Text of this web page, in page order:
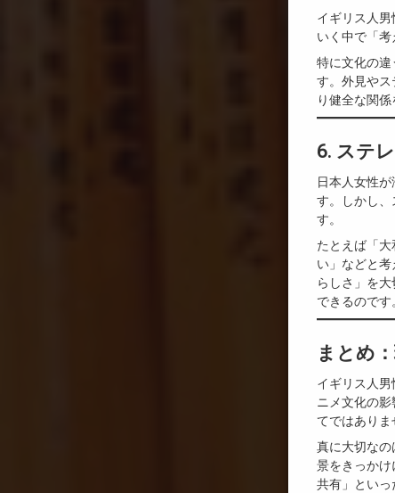
イギリス人
いく中で「考
特に文化の違
す。外見やス
り健全な関係
6. ステ
日本人女性
す。しかし、
す。
たとえば「
い」などと
らしさ」を
できるのです
まとめ
イギリス人
ニメ文化の
てではありま
真に大切な
景をきっか
共有」といっ